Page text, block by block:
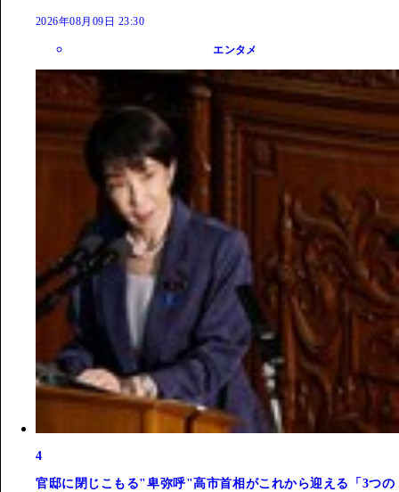
2026年08月09日 23:30
エンタメ
4
官邸に閉じこもる"卑弥呼"高市首相がこれから迎える「3つの